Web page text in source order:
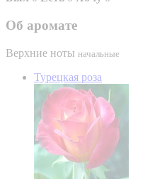
Об аромате
Верхние ноты начальные
Турецкая роза